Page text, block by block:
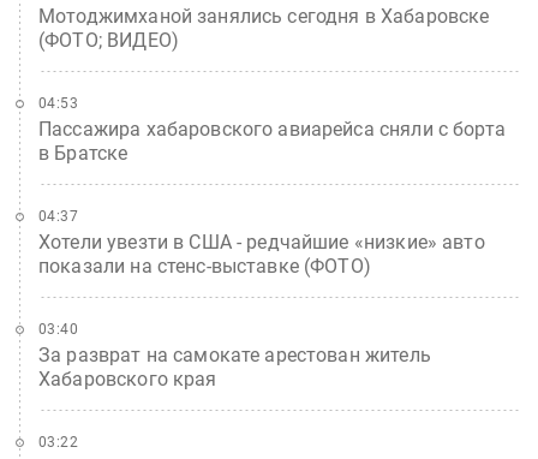
Мотоджимханой занялись сегодня в Хабаровске
(ФОТО; ВИДЕО)
Пассажира хабаровского авиарейса сняли с борта
в Братске
04:53
Хотели увезти в США - редчайшие «низкие» авто
показали на стенс-выставке (ФОТО)
04:37
За разврат на самокате арестован житель
Хабаровского края
03:40
03:22